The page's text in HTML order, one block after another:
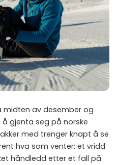
midten av desember og
gjenta seg på norske
med trenger knapt å se
hva som venter: et vridd
håndledd etter et fall på